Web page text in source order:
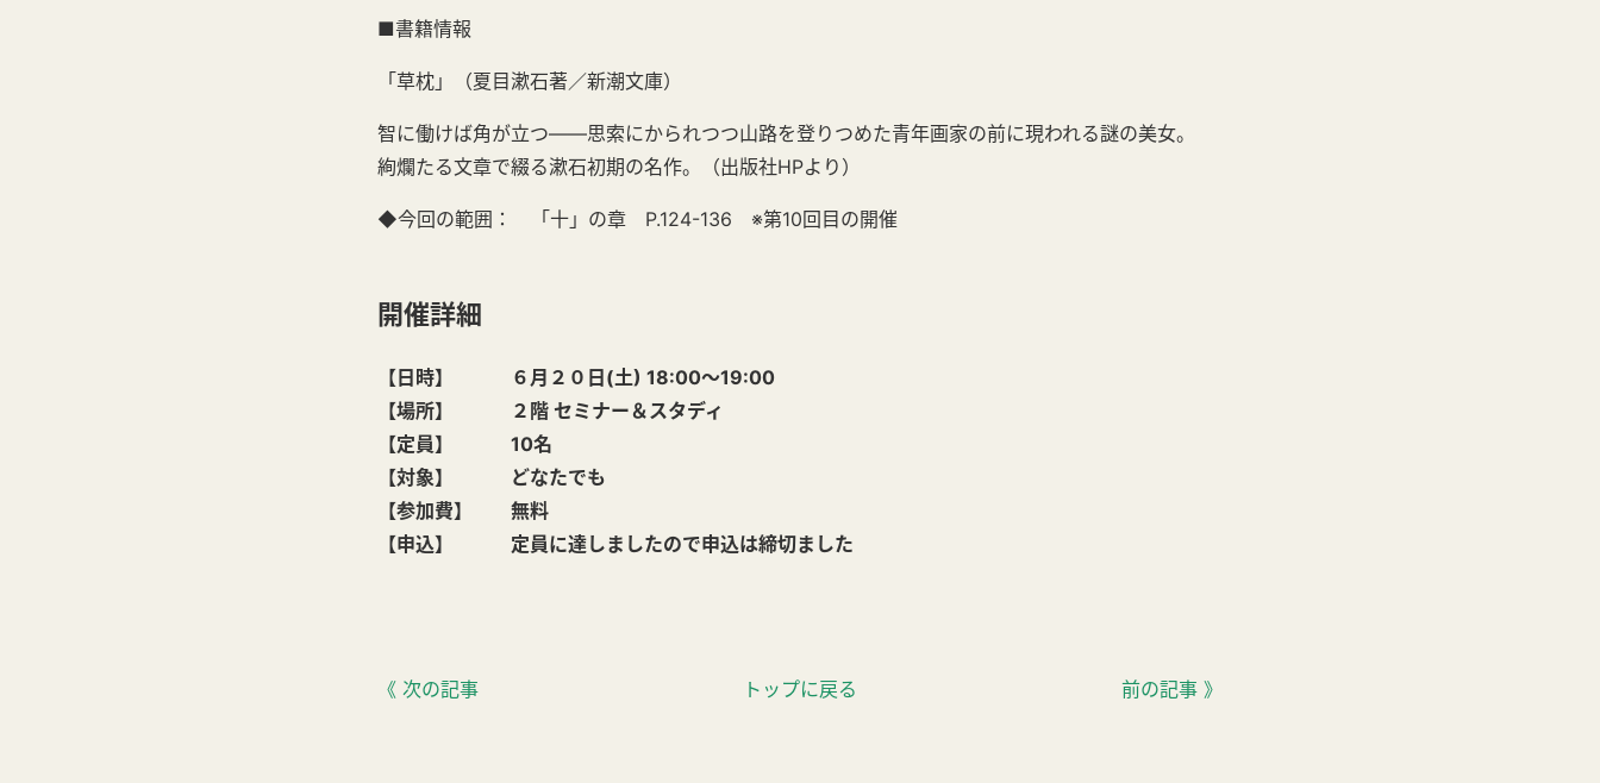
■書籍情報
「草枕」（夏目漱石著／新潮文庫）
智に働けば角が立つ――思索にかられつつ山路を登りつめた青年画家の前に現われる謎の美女。
絢爛たる文章で綴る漱石初期の名作。
（出版社HPより）
◆今回の範囲： 「十」の章 P.124-136 ※第10回目の開催
開催詳細
【日時】 ６月２０日(土) 18:00～19:00
【場所】 ２階 セミナー＆スタディ
【定員】 10名
【対象】 どなたでも
【参加費】 無料
【申込】 定員に達しましたので申込は締切ました
《 次の記事 トップに戻る 前の記事 》